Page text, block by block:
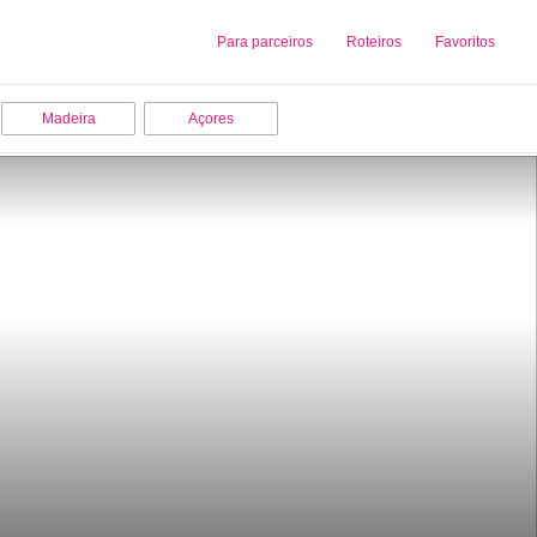
Para parceiros Roteiros Favoritos
Sobre nós Adicionar uma Empresa
Madeira Açores